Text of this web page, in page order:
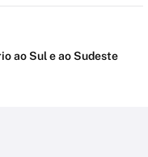
ao Sul e ao Sudeste